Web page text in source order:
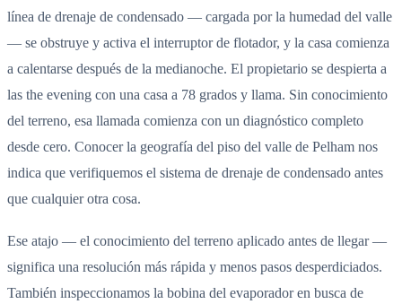
línea de drenaje de condensado — cargada por la humedad del valle
— se obstruye y activa el interruptor de flotador, y la casa comienza
a calentarse después de la medianoche. El propietario se despierta a
las the evening con una casa a 78 grados y llama. Sin conocimiento
del terreno, esa llamada comienza con un diagnóstico completo
desde cero. Conocer la geografía del piso del valle de Pelham nos
indica que verifiquemos el sistema de drenaje de condensado antes
que cualquier otra cosa.
Ese atajo — el conocimiento del terreno aplicado antes de llegar —
significa una resolución más rápida y menos pasos desperdiciados.
También inspeccionamos la bobina del evaporador en busca de